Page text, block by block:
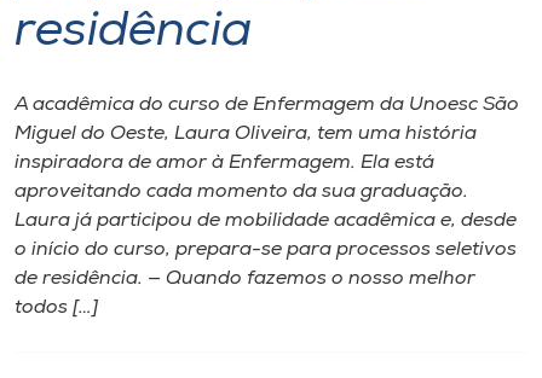
Internacionalização
I.nova
Diplomados
Cultura
residência
A acadêmica do curso de Enfermagem da Unoesc São
Miguel do Oeste, Laura Oliveira, tem uma história
inspiradora de amor à Enfermagem. Ela está
aproveitando cada momento da sua graduação.
Laura já participou de mobilidade acadêmica e, desde
o início do curso, prepara-se para processos seletivos
de residência. — Quando fazemos o nosso melhor
todos […]